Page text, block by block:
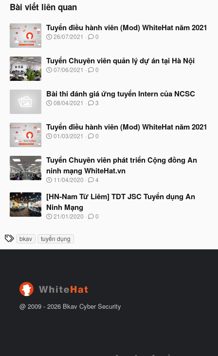
Bài viết liên quan
Tuyển điều hành viên (Mod) WhiteHat năm 2021
N
y
b
ắ
đ
ầ
u
26/07/2021 0
Tuyển Chuyên viên quản lý dự án tại Hà Nội
N
y
b
ắ
ầ
u
07/06/2021 0
Bài thi đánh giá ứng tuyển Intern của NCSC
N
y
b
ắ
ầ
u
08/04/2021 3
Tuyển điều hành viên (Mod) WhiteHat năm 2021
N
y
b
ắ
t
ầ
u
01/03/2021 0
Tuyển Chuyên viên phát triển Cộng đồng An
ninh mạng WhiteHat.vn
N
à
b
ắ
đ
ầ
u
11/04/2020 4
[HN-Nam Từ Liêm] TDT JSC Tuyển dụng An
Ninh Mạng
N
y
u
21/01/2020 0
T
h
bkav tuyển dụng
@ 2009 - 2026 Bkav Cyber Security